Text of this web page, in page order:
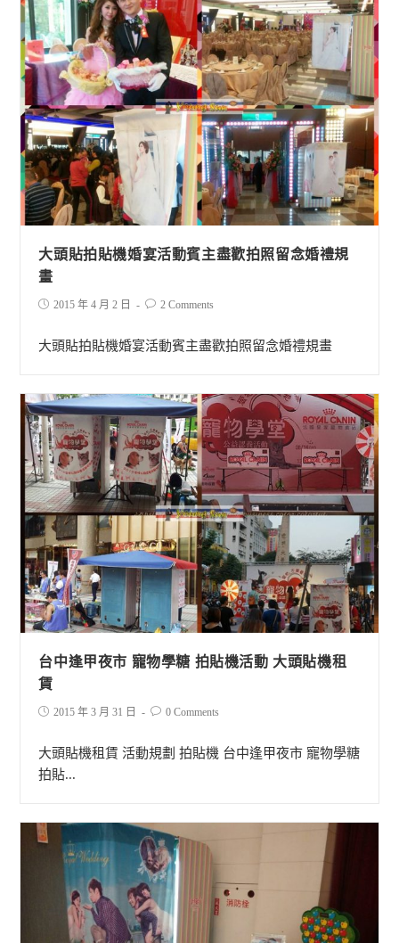
大頭貼拍貼機婚宴活動賓主盡歡拍照留念婚禮規
畫
2015 年 4 月 2 日 2 Comments
大頭貼拍貼機婚宴活動賓主盡歡拍照留念婚禮規畫
台中逢甲夜市 寵物學糖 拍貼機活動 大頭貼機租
賃
2015 年 3 月 31 日 0 Comments
大頭貼機租賃 活動規劃 拍貼機 台中逢甲夜市 寵物學糖
拍貼...